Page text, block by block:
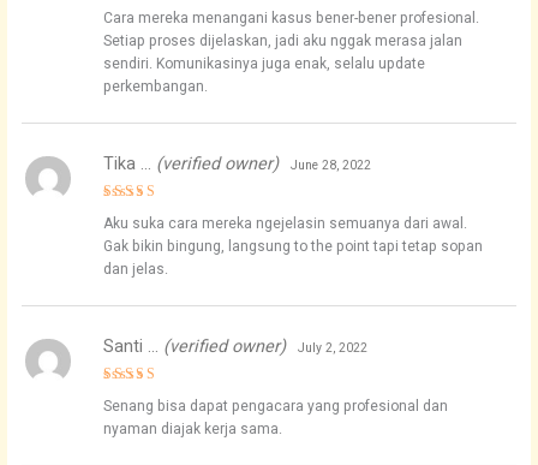
out of 5
Cara mereka menangani kasus bener-bener profesional.
Setiap proses dijelaskan, jadi aku nggak merasa jalan
sendiri. Komunikasinya juga enak, selalu update
perkembangan.
out of 5
Tika … (verified owner) June 28, 2022
Aku suka cara mereka ngejelasin semuanya dari awal.
Gak bikin bingung, langsung to the point tapi tetap sopan
dan jelas.
4
out of 5
Santi … (verified owner) July 2, 2022
Senang bisa dapat pengacara yang profesional dan
nyaman diajak kerja sama.